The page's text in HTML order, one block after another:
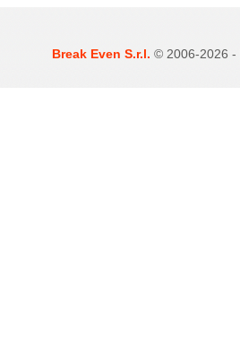
Break Even S.r.l. © 2006-2026 -